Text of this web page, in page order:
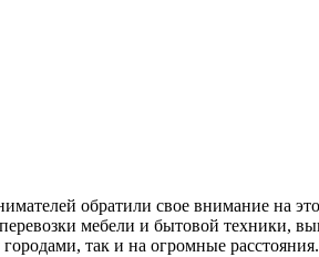
обратили свое внимание на
мебели и бытовой техники,
так и на огромные расстояния.